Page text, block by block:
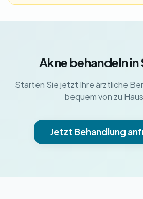
Akne behandeln
Starten Sie jetzt Ihre ärztliche
bequem von zu
Jetzt Behandlung